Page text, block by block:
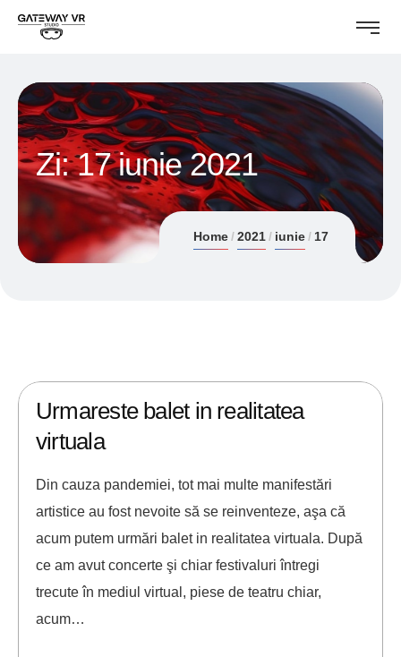
Zi:17 iunie 2021
Home 2021 iunie 17
Urmareste balet in realitatea
virtuala
Din cauza pandemiei, tot mai multe manifestări
artistice au fost nevoite să se reinventeze, aşa că
acum putem urmări balet in realitatea virtuala. După
ce am avut concerte şi chiar festivaluri întregi
trecute în mediul virtual, piese de teatru chiar,
acum…